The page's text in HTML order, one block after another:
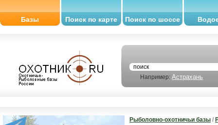
Базы Поиск по карте Поиск по шоссе
Например: Астрахань
Рыболовно-охотничьи базы /